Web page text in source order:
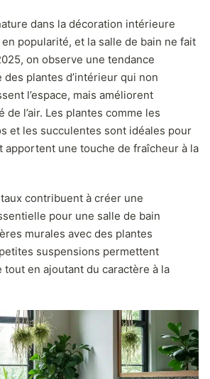
dans la décoration intérieure
popularité, et la salle de bain ne fait
on observe une tendance
plantes d’intérieur qui non
l’espace, mais améliorent
de l’air. Les plantes comme les
et les succulentes sont idéales pour
apportent une touche de fraîcheur à la
contribuent à créer une
pour une salle de bain
murales avec des plantes
suspensions permettent
tout en ajoutant du caractère à la